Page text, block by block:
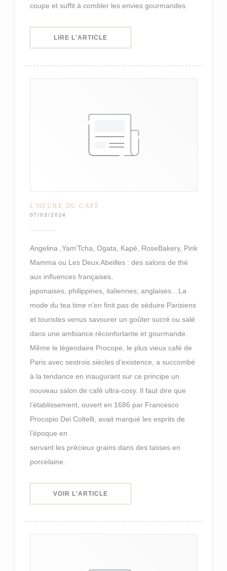
coupe et suffit à combler les envies gourmandes.
LIRE L'ARTICLE((OUVRE UNE NOUVELLE
L'HEURE DU CAFÉ
07/03/2024
Angelina ,Yam’Tcha, Ogata, Kapé, RoseBakery, Pink
Mamma ou Les Deux Abeilles : des salons de thé
aux influences françaises,
japonaises, philippines, italiennes, anglaises…La
mode du tea time n’en finit pas de séduire Parisiens
et touristes venus savourer un goûter sucré ou salé
dans une ambiance réconfortante et gourmande.
Même le légendaire Procope, le plus vieux café de
Paris avec sestrois siècles d’existence, a succombé
à la tendance en inaugurant sur ce principe un
nouveau salon de café ultra-cosy. Il faut dire que
l’établissement, ouvert en 1686 par Francesco
Procopio Dei Coltelli, avait marqué les esprits de
l’époque en
servant les précieux grains dans des tasses en
porcelaine.
VOIR L'ARTICLE((OUVRE UNE NOUVELLE